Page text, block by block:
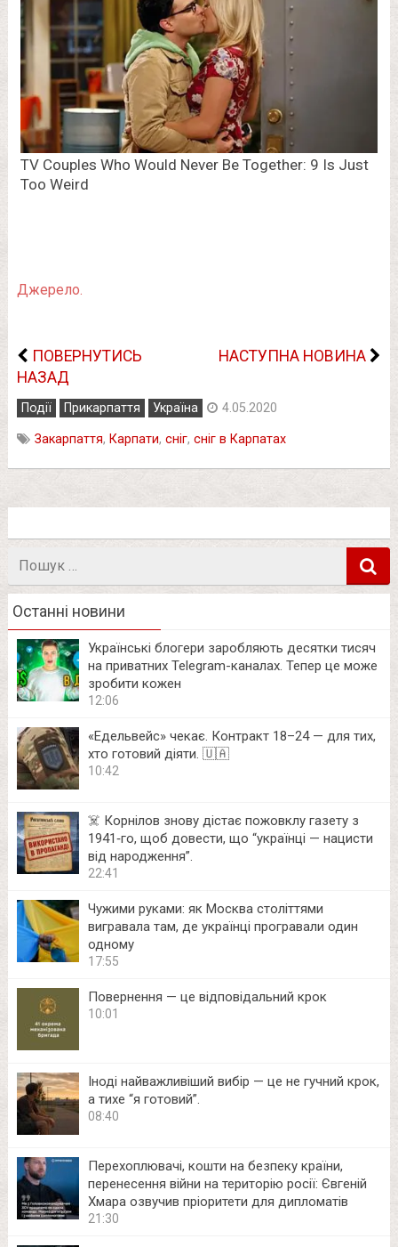
Джерело.
ПОВЕРНУТИСЬ
НАЗАД
НАСТУПНА НОВИНА
Події Прикарпаття Україна 4.05.2020
Закарпаття, Карпати, сніг, сніг в Карпатах
Пошук
Останні новини
Українські блогери заробляють десятки тисяч
на приватних Telegram-каналах. Тепер це може
зробити кожен
12:06
«Едельвейс» чекає. Контракт 18–24 — для тих,
хто готовий діяти. 🇺🇦
10:42
☠️ Корнілов знову дістає пожовклу газету з
1941‑го, щоб довести, що “українці — нацисти
від народження”.
22:41
Чужими руками: як Москва століттями
вигравала там, де українці програвали один
одному
17:55
Повернення — це відповідальний крок
10:01
Іноді найважливіший вибір — це не гучний крок,
а тихе “я готовий”.
08:40
Перехоплювачі, кошти на безпеку країни,
перенесення війни на територію росії: Євгеній
Хмара озвучив пріоритети для дипломатів
21:30